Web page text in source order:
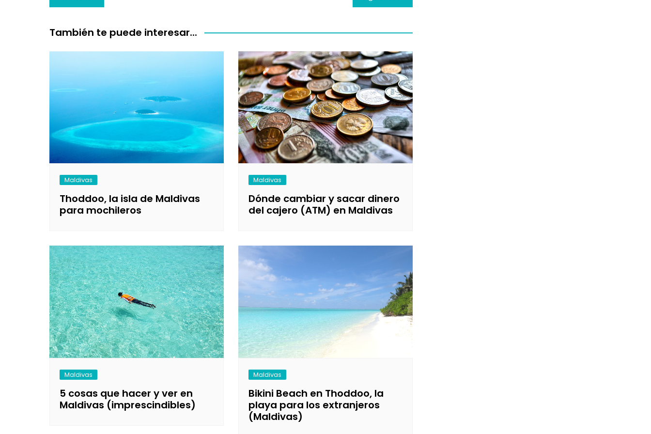
de
entradas
También te puede interesar...
Maldivas
Thoddoo, la isla de Maldivas
para mochileros
Maldivas
Dónde cambiar y sacar dinero
del cajero (ATM) en Maldivas
Maldivas
5 cosas que hacer y ver en
Maldivas (imprescindibles)
Maldivas
Bikini Beach en Thoddoo, la
playa para los extranjeros
(Maldivas)